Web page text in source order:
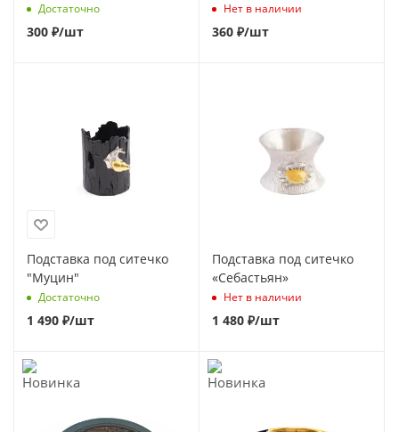
Достаточно
300 ₽/шт
Нет в наличии
360 ₽/шт
Подставка под ситечко
"Муцин"
Достаточно
1 490 ₽/шт
Подставка под ситечко
«Себастьян»
Нет в наличии
1 480 ₽/шт